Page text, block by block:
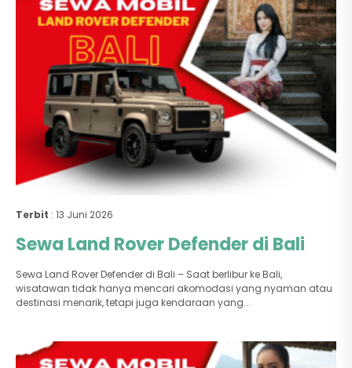
Terbit : 13 Juni 2026
Sewa Land Rover Defender di Bali
Sewa Land Rover Defender di Bali – Saat berlibur ke Bali,
wisatawan tidak hanya mencari akomodasi yang nyaman atau
destinasi menarik, tetapi juga kendaraan yang...